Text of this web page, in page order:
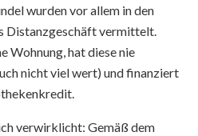
wurden vor allem in den
Distanzgeschäft vermittelt.
Wohnung, hat diese nie
nicht viel wert) und finanziert
verwirklicht: Gemäß dem